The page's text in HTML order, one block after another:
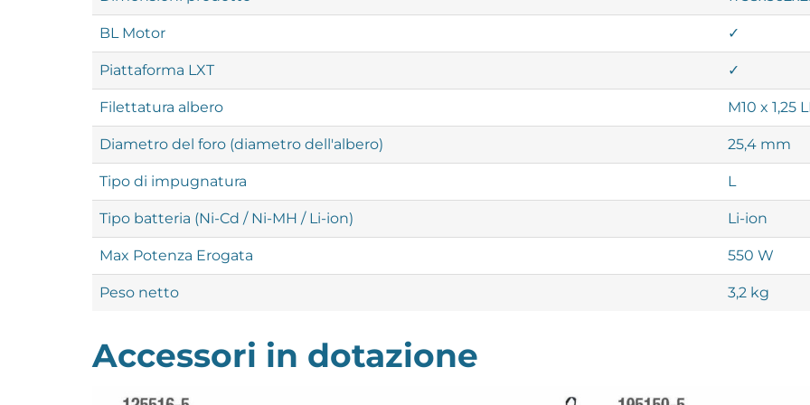
BL Motor ✓
Piattaforma LXT ✓
Filettatura albero M10 x 1,25
Diametro del foro (diametro dell'albero) 25,4 mm
Tipo di impugnatura L
Tipo batteria (Ni-Cd / Ni-MH / Li-ion) Li-ion
Max Potenza Erogata 550 W
Peso netto 3,2 kg
Accessori in dotazione